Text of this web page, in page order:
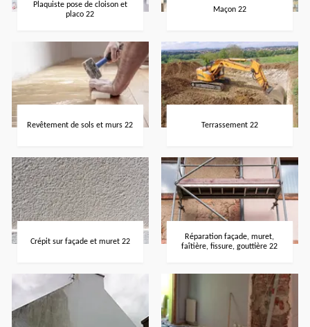
Plaquiste pose de cloison et
placo 22
Maçon 22
Revêtement de sols et murs 22 Terrassement 22
Crépit sur façade et muret 22
Réparation façade, muret,
faîtière, fissure, gouttière 22